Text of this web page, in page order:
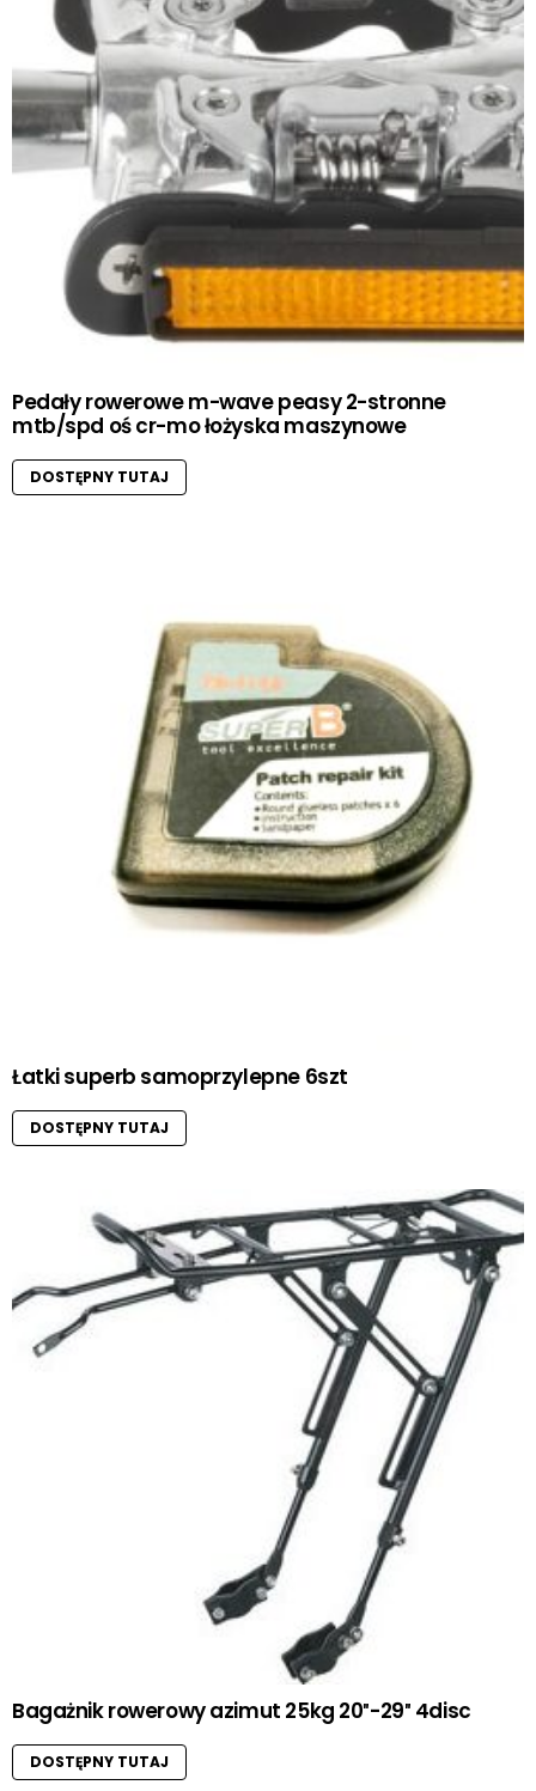
Pedały rowerowe m-wave peasy 2-stronne
mtb/spd oś cr-mo łożyska maszynowe
DOSTĘPNY TUTAJ
Łatki superb samoprzylepne 6szt
DOSTĘPNY TUTAJ
Bagażnik rowerowy azimut 25kg 20″-29″ 4disc
DOSTĘPNY TUTAJ